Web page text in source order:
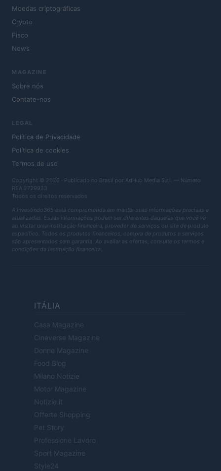
Moedas criptográficas
Crypto
Fisco
News
MAGAZINE
Sobre nós
Contate-nos
LEGAL
Política de Privacidade
Política de cookies
Termos de uso
Copyright © 2026 · Publicado no Brasil por AdHub Media S.r.l. — Número
REA 2729933
Todos os direitos reservados
A Investindo365 está comprometida em manter suas informações precisas e
atualizadas. Essas informações podem ser diferentes daquelas que você vê
ao visitar uma instituição financeira, provedor de serviços ou site de produto
específico. Todos os produtos financeiros, compra de produtos e serviços
são apresentados sem garantia. Ao avaliar as ofertas, consulte os termos e
condições da instituição financeira.
ITÁLIA
Casa Magazine
Cineverse Magazine
Donne Magazine
Food Blog
Milano Notizie
Motor Magazine
Notizie.it
Offerte Shopping
Pet Story
Professione Lavoro
Sport Magazine
Style24